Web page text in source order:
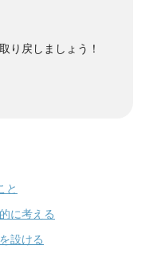
り戻しましょう！
と
に考える
設ける